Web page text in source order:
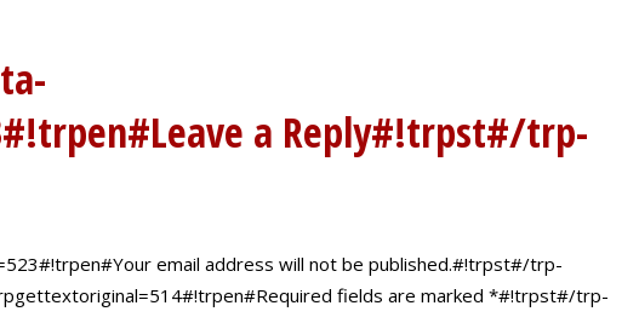
a Reply#!trpst#/trp-
email address will not be published.#!trpst#/trp-
fields are marked *#!trpst#/trp-